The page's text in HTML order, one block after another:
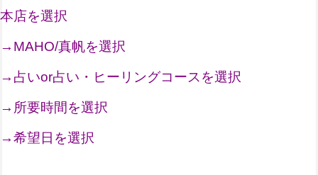
本店を選択
→MAHO/真帆を選択
→占いor占い・ヒーリングコースを選択
→所要時間を選択
→希望日を選択